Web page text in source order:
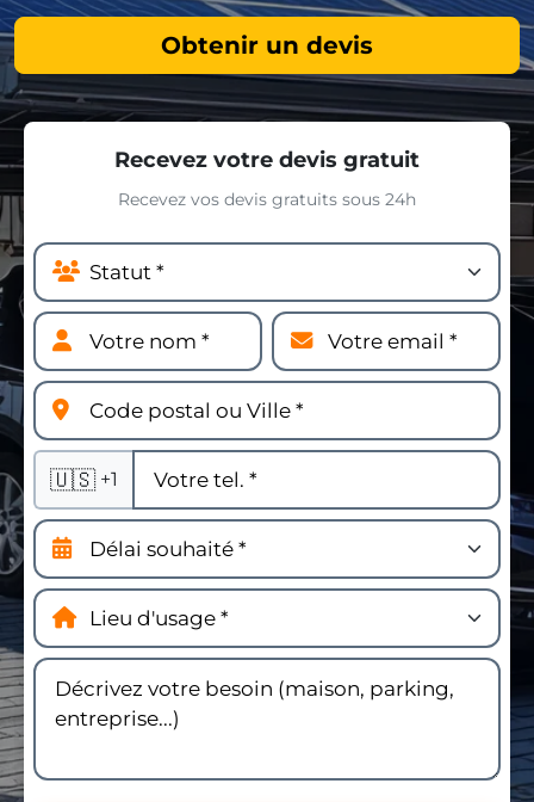
Obtenir un devis
Recevez votre devis gratuit
Recevez vos devis gratuits sous 24h
🇺🇸 +1